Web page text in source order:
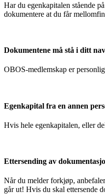
Har du egenkapitalen stående
dokumentere at du får
Dokumentene må stå i ditt
OBOS-medlemskap er
Egenkapital fra en annen
Hvis hele egenkapitalen, eller
Ettersending av
Når du melder forkjøp,
går ut! Hvis du skal ettersende